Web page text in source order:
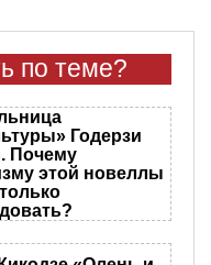
по теме?
Годерзи
Почему
этой новеллы